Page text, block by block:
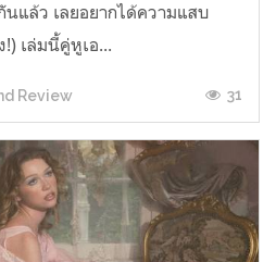
แล้ว เลยอยากได้ความแสบ
เล่มนี้คู่หูเอ...
Review 31